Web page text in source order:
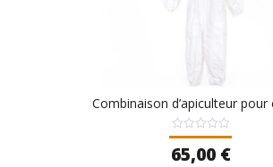
Combinaison d’apiculteur
Note
0
sur
65,00 €